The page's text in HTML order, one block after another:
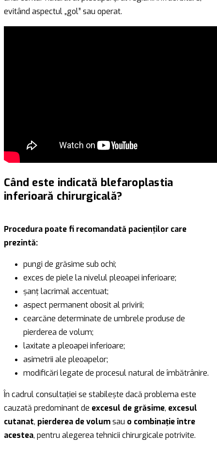
evitând aspectul „gol” sau operat.
Când este indicată blefaroplastia
inferioară chirurgicală?
Procedura poate fi recomandată pacienților care
prezintă:
pungi de grăsime sub ochi;
exces de piele la nivelul pleoapei inferioare;
șanț lacrimal accentuat;
aspect permanent obosit al privirii;
cearcăne determinate de umbrele produse de
pierderea de volum;
laxitate a pleoapei inferioare;
asimetrii ale pleoapelor;
modificări legate de procesul natural de îmbătrânire.
În cadrul consultației se stabilește dacă problema este
cauzată predominant de excesul de grăsime, excesul
cutanat, pierderea de volumsau o combinație între
acestea, pentru alegerea tehnicii chirurgicale potrivite.